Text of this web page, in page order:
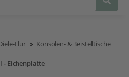
Flur Konsolen- & Beistelltische
- Eichenplatte